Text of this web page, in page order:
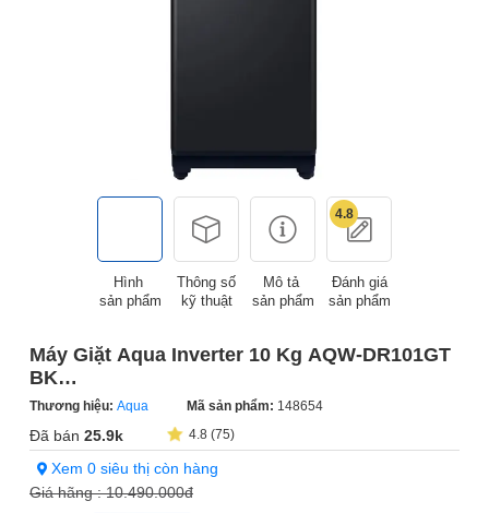
Hình
sản phẩm
Thông số
kỹ thuật
Mô tả
sản phẩm
4.8
Đánh giá
sản phẩm
Máy Giặt Aqua Inverter 10 Kg AQW-DR101GT
BK
(Sản phẩm trưng bày)
Thương hiệu: Aqua Mã sản phẩm: 148654
Đã bán 25.9k 4.8 (75)
Xem 0 siêu thị còn hàng
Giá hãng :10.490.000đ